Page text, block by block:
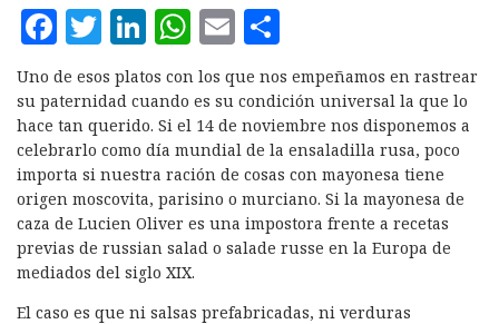
F
a
c
e
b
o
o
k
T
w
it
te
r
L
i
n
k
e
d
I
n
W
h
at
s
A
p
p
E
m
ai
l
o
m
p
a
rt
ir
Uno de esos platos con los que nos empeñamos en rastrear
su paternidad cuando es su condición universal la que lo
hace tan querido. Si el 14 de noviembre nos disponemos a
celebrarlo como día mundial de la ensaladilla rusa, poco
importa si nuestra ración de cosas con mayonesa tiene
origen moscovita, parisino o murciano. Si la mayonesa de
caza de Lucien Oliver es una impostora frente a recetas
previas de russian salad o salade russe en la Europa de
mediados del siglo XIX.
El caso es que ni salsas prefabricadas, ni verduras